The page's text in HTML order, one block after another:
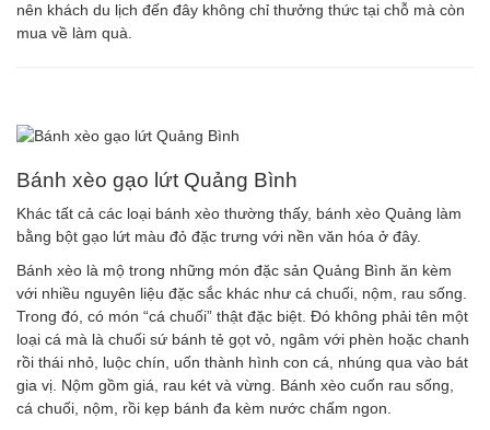
nên khách du lịch đến đây không chỉ thưởng thức tại chỗ mà còn
mua về làm quà.
Bánh xèo gạo lứt Quảng Bình
Khác tất cả các loại bánh xèo thường thấy, bánh xèo Quảng làm
bằng bột gạo lứt màu đỏ đặc trưng với nền văn hóa ở đây.
Bánh xèo là mộ trong những món đặc sản Quảng Bình ăn kèm
với nhiều nguyên liệu đặc sắc khác như cá chuối, nộm, rau sống.
Trong đó, có món “cá chuối” thật đặc biệt. Đó không phải tên một
loại cá mà là chuối sứ bánh tẻ gọt vỏ, ngâm với phèn hoặc chanh
rồi thái nhỏ, luộc chín, uốn thành hình con cá, nhúng qua vào bát
gia vị. Nộm gồm giá, rau két và vừng. Bánh xèo cuốn rau sống,
cá chuối, nộm, rồi kẹp bánh đa kèm nước chấm ngon.